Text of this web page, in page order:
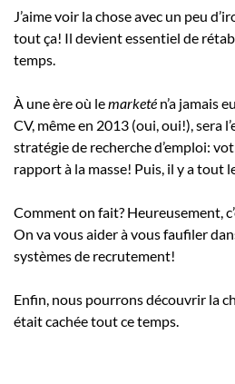
J’aime voir la chose avec un peu
tout ça! Il devient essentiel de
temps.
À une ère où lemarketé n’a jamais
CV, même en 2013 (oui, oui!), sera
stratégie de recherche d’emploi:
rapport à la masse! Puis, il y a tout
Comment on fait? Heureusement,
On va vous aider à vous faufiler
systèmes de recrutement!
Enfin, nous pourrons découvrir la
était cachée tout ce temps.